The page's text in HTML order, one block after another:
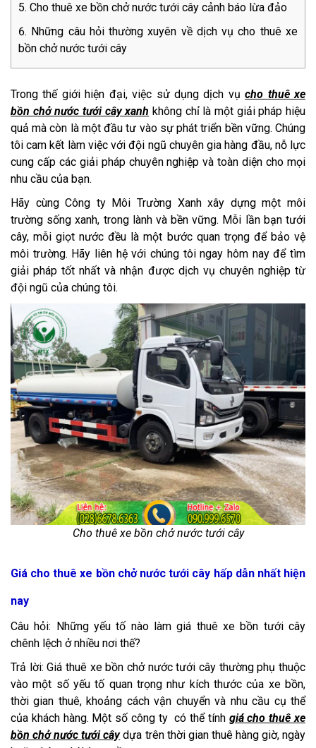
Cho thuê xe bồn chở nước tưới cây cảnh báo lừa đảo
Những câu hỏi thường xuyên về dịch vụ cho thuê xe
bồn chở nước tưới cây
Trong thế giới hiện đại, việc sử dụng dịch vụcho thuê xe
bồn chở nước tưới cây xanh không chỉ là một giải pháp hiệu
quả mà còn là một đầu tư vào sự phát triển bền vững. Chúng
tôi cam kết làm việc với đội ngũ chuyên gia hàng đầu, nỗ lực
cung cấp các giải pháp chuyên nghiệp và toàn diện cho mọi
nhu cầu của bạn.
Hãy cùng Công ty Môi Trường Xanh xây dựng một môi
trường sống xanh, trong lành và bền vững. Mỗi lần bạn tưới
cây, mỗi giọt nước đều là một bước quan trọng để bảo vệ
môi trường. Hãy liên hệ với chúng tôi ngay hôm nay để tìm
giải pháp tốt nhất và nhận được dịch vụ chuyên nghiệp từ
đội ngũ của chúng tôi.
Cho thuê xe bồn chở nước tưới cây
Giá cho thuê xe bồn chở nước tưới cây hấp dẫn nhất hiện
nay
Câu hỏi: Những yếu tố nào làm giá thuê xe bồn tưới cây
chênh lệch ở nhiều nơi thế?
Trả lời: Giá thuê xe bồn chở nước tưới cây thường phụ thuộc
vào một số yếu tố quan trọng như kích thước của xe bồn,
thời gian thuê, khoảng cách vận chuyển và nhu cầu cụ thể
của khách hàng. Một số công ty có thể tính giá cho thuê xe
bồn chở nước tưới câydựa trên thời gian thuê hàng giờ, ngày